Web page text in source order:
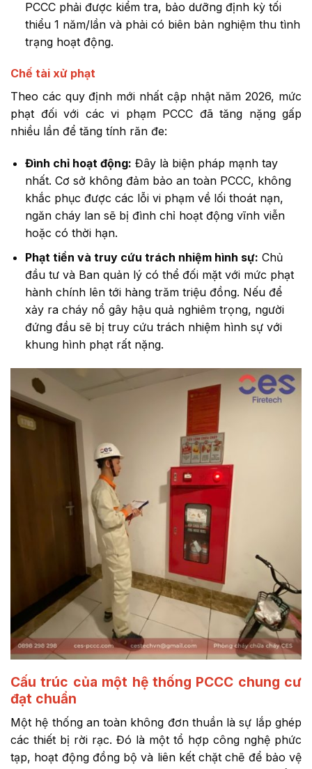
PCCC phải được kiểm tra, bảo dưỡng định kỳ tối
thiểu 1 năm/lần và phải có biên bản nghiệm thu tình
trạng hoạt động.
Chế tài xử phạt
Theo các quy định mới nhất cập nhật năm 2026, mức
phạt đối với các vi phạm PCCC đã tăng nặng gấp
nhiều lần để tăng tính răn đe:
Đình chỉ hoạt động: Đây là biện pháp mạnh tay
nhất. Cơ sở không đảm bảo an toàn PCCC, không
khắc phục được các lỗi vi phạm về lối thoát nạn,
ngăn cháy lan sẽ bị đình chỉ hoạt động vĩnh viễn
hoặc có thời hạn.
Phạt tiền và truy cứu trách nhiệm hình sự: Chủ
đầu tư và Ban quản lý có thể đối mặt với mức phạt
hành chính lên tới hàng trăm triệu đồng. Nếu để
xảy ra cháy nổ gây hậu quả nghiêm trọng, người
đứng đầu sẽ bị truy cứu trách nhiệm hình sự với
khung hình phạt rất nặng.
Cấu trúc của một hệ thống PCCC chung cư
đạt chuẩn
Một hệ thống an toàn không đơn thuần là sự lắp ghép
các thiết bị rời rạc. Đó là một tổ hợp công nghệ phức
tạp, hoạt động đồng bộ và liên kết chặt chẽ để bảo vệ